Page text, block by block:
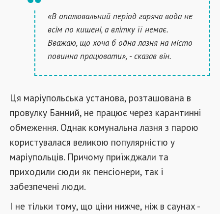
«В опалювальний період гаряча вода не
всім по кишені, а влітку її немає.
Вважаю, що хоча б одна лазня на місто
повинна працювати», - сказав він.
Ця маріупольська установа, розташована в
провулку Банний, не працює через карантинні
обмеження. Однак комунальна лазня з парою
користувалася великою популярністю у
маріупольців. Причому приїжджали та
приходили сюди як пенсіонери, так і
забезпечені люди.
І не тільки тому, що ціни нижче, ніж в саунах -